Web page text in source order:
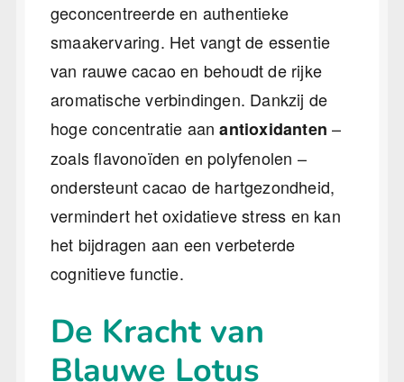
geconcentreerde en authentieke
smaakervaring. Het vangt de essentie
van rauwe cacao en behoudt de rijke
aromatische verbindingen. Dankzij de
hoge concentratie aanantioxidanten –
zoals flavonoïden en polyfenolen –
ondersteunt cacao de hartgezondheid,
vermindert het oxidatieve stress en kan
het bijdragen aan een verbeterde
cognitieve functie.
De Kracht van
Blauwe Lotus